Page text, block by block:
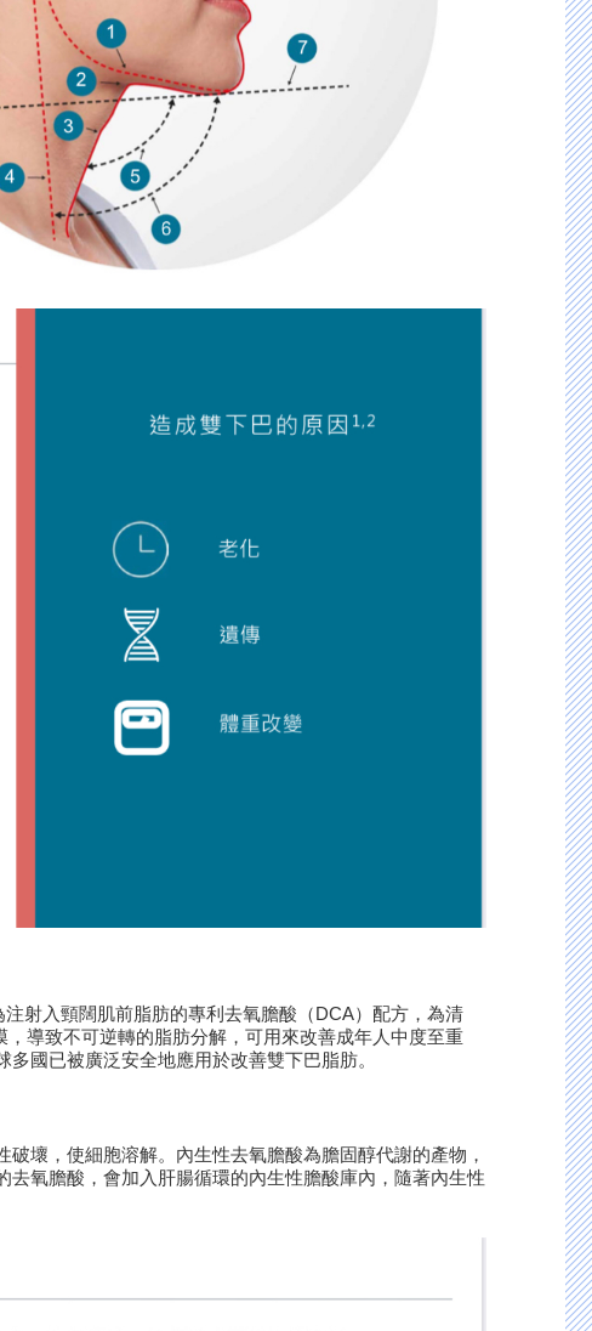
射入頸闊肌前脂肪的專利去氧膽酸（DCA）配方，為清
導致不可逆轉的脂肪分解，可用來改善成年人中度至重
國已被廣泛安全地應用於改善雙下巴脂肪。
壞，使細胞溶解。內生性去氧膽酸為膽固醇代謝的產物，
氧膽酸，會加入肝腸循環的內生性膽酸庫內，隨著內生性